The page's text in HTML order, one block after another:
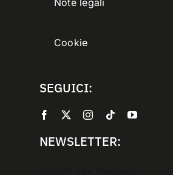
Note legali
Cookie
SEGUICI:
NEWSLETTER: